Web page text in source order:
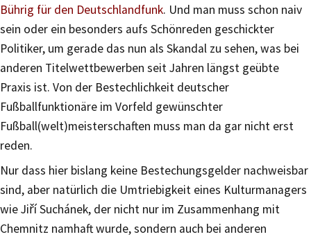
Bührig für den Deutschlandfunk. Und man muss schon naiv
sein oder ein besonders aufs Schönreden geschickter
Politiker, um gerade das nun als Skandal zu sehen, was bei
anderen Titelwettbewerben seit Jahren längst geübte
Praxis ist. Von der Bestechlichkeit deutscher
Fußballfunktionäre im Vorfeld gewünschter
Fußball(welt)meisterschaften muss man da gar nicht erst
reden.
Nur dass hier bislang keine Bestechungsgelder nachweisbar
sind, aber natürlich die Umtriebigkeit eines Kulturmanagers
wie Jiří Suchánek, der nicht nur im Zusammenhang mit
Chemnitz namhaft wurde, sondern auch bei anderen